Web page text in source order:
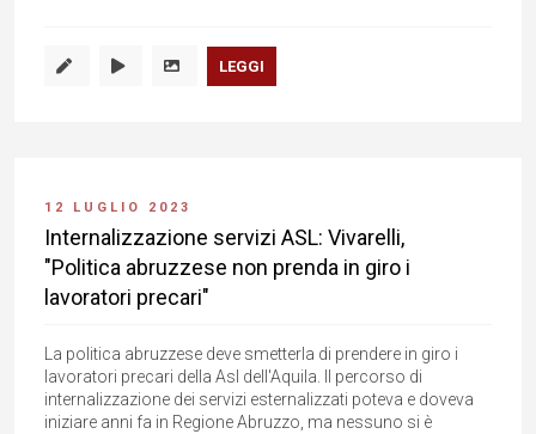
LEGGI
12 LUGLIO 2023
Internalizzazione servizi ASL: Vivarelli,
"Politica abruzzese non prenda in giro i
lavoratori precari"
La politica abruzzese deve smetterla di prendere in giro i
lavoratori precari della Asl dell'Aquila. Il percorso di
internalizzazione dei servizi esternalizzati poteva e doveva
iniziare anni fa in Regione Abruzzo, ma nessuno si è